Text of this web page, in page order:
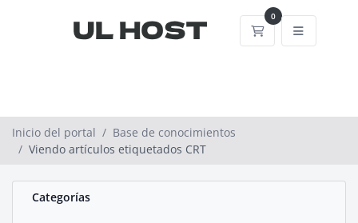
0
Carrito
Inicio del portal
Base de conocimientos
Viendo artículos etiquetados CRT
Categorías